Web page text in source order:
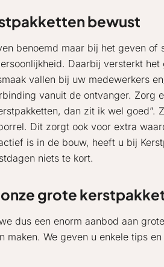
bewust
benoemd maar bij het geven
Daarbij versterkt
vallen bij uw medewerkers
vanuit de ontvanger. Zorg
dan zit ik wel
Dit zorgt ook voor extra
is in de bouw, heeft u bij
niets te kort.
grote
dus een enorm aanbod aan
maken. We geven u enkele tips